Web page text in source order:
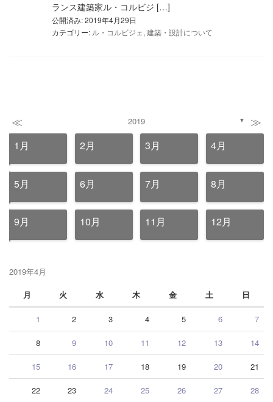
ランス建築家ル・コルビジ […]
公開済み: 2019年4月29日
カテゴリー: ル・コルビジェ, 建築・設計について
≪ 2019 ▼ ≫
1月 2月 3月 4月
5月 6月 7月 8月
9月 10月 11月 12月
2019年4月
月
火 水 木 金 土 日
1 2 3 4 5 6 7
8 9 10 11 12 13 14
15 16 17 18 19 20 21
22 23 24 25 26 27 28